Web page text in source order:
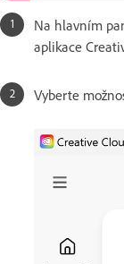
Na hlavním
aplikace
Vyberte